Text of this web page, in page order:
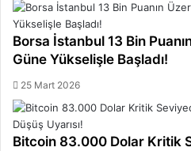
Borsa İstanbul 13 Bin
Güne Yükselişle Başladı!
25 Mart 2026
Bitcoin 83.000 Dolar Kritik